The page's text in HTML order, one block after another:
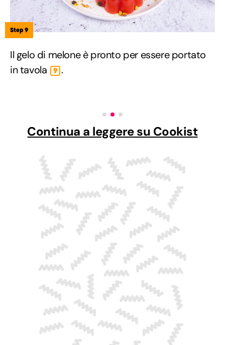
Step 9
Il gelo di melone è pronto per essere portato
in tavola
9 .
Continua a leggere su Cookist